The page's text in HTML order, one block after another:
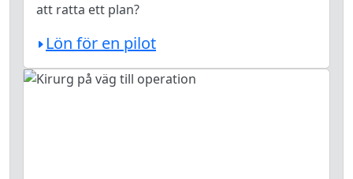
att ratta ett plan?
Lön för en pilot